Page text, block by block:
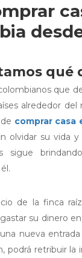
qué
que
alrededor
comprar casa
olvidar su vida
sigue
de la finca
su dinero
nueva
podrá retribuir la